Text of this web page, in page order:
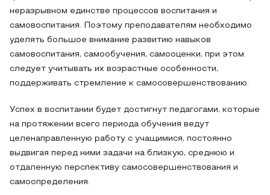
неразрывном единстве процессов воспитания и
самовоспитания. Поэтому преподавателям необходимо
уделять большое внимание развитию навыков
самовоспитания, самообучения, самооценки, при этом
следует учитывать их возрастные особенности,
поддерживать стремление к самосовершенствованию.
Успех в воспитании будет достигнут педагогами, которые
на протяжении всего периода обучения ведут
целенаправленную работу с учащимися, постоянно
выдвигая перед ними задачи на близкую, среднюю и
отдаленную перспективу самосовершенствования и
самоопределения.